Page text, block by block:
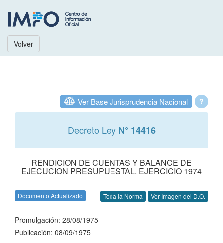
Volver
?
Ver Base Jurisprudencia Nacional
Decreto Ley N° 14416
RENDICION DE CUENTAS Y BALANCE DE
EJECUCION PRESUPUESTAL. EJERCICIO 1974
Documento Actualizado Toda la Norma Ver Imagen del D.O.
Promulgación: 28/08/1975
Publicación: 08/09/1975